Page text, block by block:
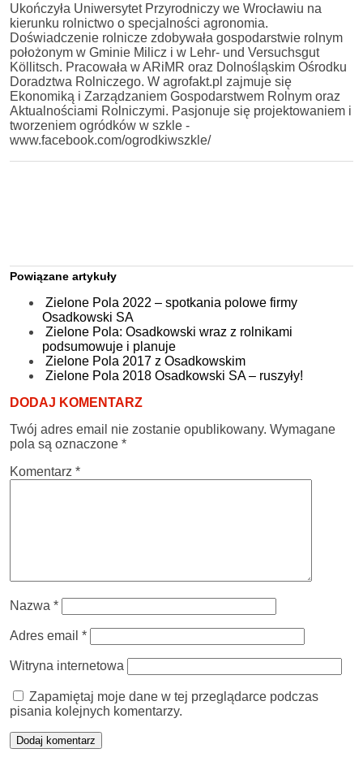
Ukończyła Uniwersytet Przyrodniczy we Wrocławiu na
kierunku rolnictwo o specjalności agronomia.
Doświadczenie rolnicze zdobywała gospodarstwie rolnym
położonym w Gminie Milicz i w Lehr- und Versuchsgut
Köllitsch. Pracowała w ARiMR oraz Dolnośląskim Ośrodku
Doradztwa Rolniczego. W agrofakt.pl zajmuje się
Ekonomiką i Zarządzaniem Gospodarstwem Rolnym oraz
Aktualnościami Rolniczymi. Pasjonuje się projektowaniem i
tworzeniem ogródków w szkle -
www.facebook.com/ogrodkiwszkle/
Powiązane artykuły
Zielone Pola 2022 – spotkania polowe firmy
Osadkowski SA
Zielone Pola: Osadkowski wraz z rolnikami
podsumowuje i planuje
Zielone Pola 2017 z Osadkowskim
Zielone Pola 2018 Osadkowski SA – ruszyły!
DODAJ KOMENTARZ
Twój adres email nie zostanie opublikowany. Wymagane
pola są oznaczone *
Komentarz *
Nazwa *
Adres email *
Witryna internetowa
Zapamiętaj moje dane w tej przeglądarce podczas
pisania kolejnych komentarzy.